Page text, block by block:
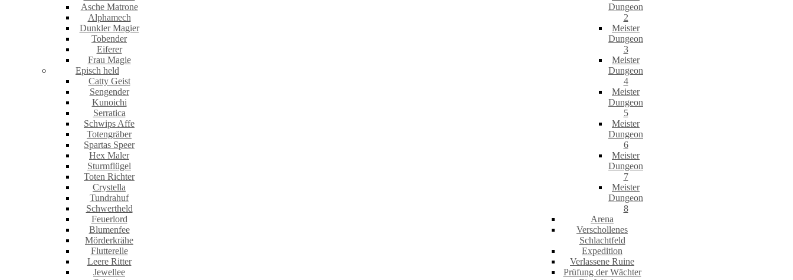
Asche Matrone
Alphamech
Dunkler Magier
Tobender
Eiferer
Frau Magie
Episch held
Catty Geist
Sengender
Kunoichi
Serratica
Schwips Affe
Totengräber
Spartas Speer
Hex Maler
Sturmflügel
Toten Richter
Crystella
Tundrahuf
Schwertheld
Feuerlord
Blumenfee
Mörderkrähe
Flutterelle
Leere Ritter
Jewellee
Dungeon
2
Meister
Dungeon
3
Meister
Dungeon
4
Meister
Dungeon
5
Meister
Dungeon
6
Meister
Dungeon
7
Meister
Dungeon
8
Arena
Verschollenes
Schlachtfeld
Expedition
Verlassene Ruine
Prüfung der Wächter